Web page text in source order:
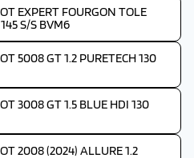
EXPERT FOURGON TOLE
S/S BVM6
5008 GT 1.2 PURETECH 130
3008 GT 1.5 BLUE HDI 130
2008 (2024) ALLURE 1.2